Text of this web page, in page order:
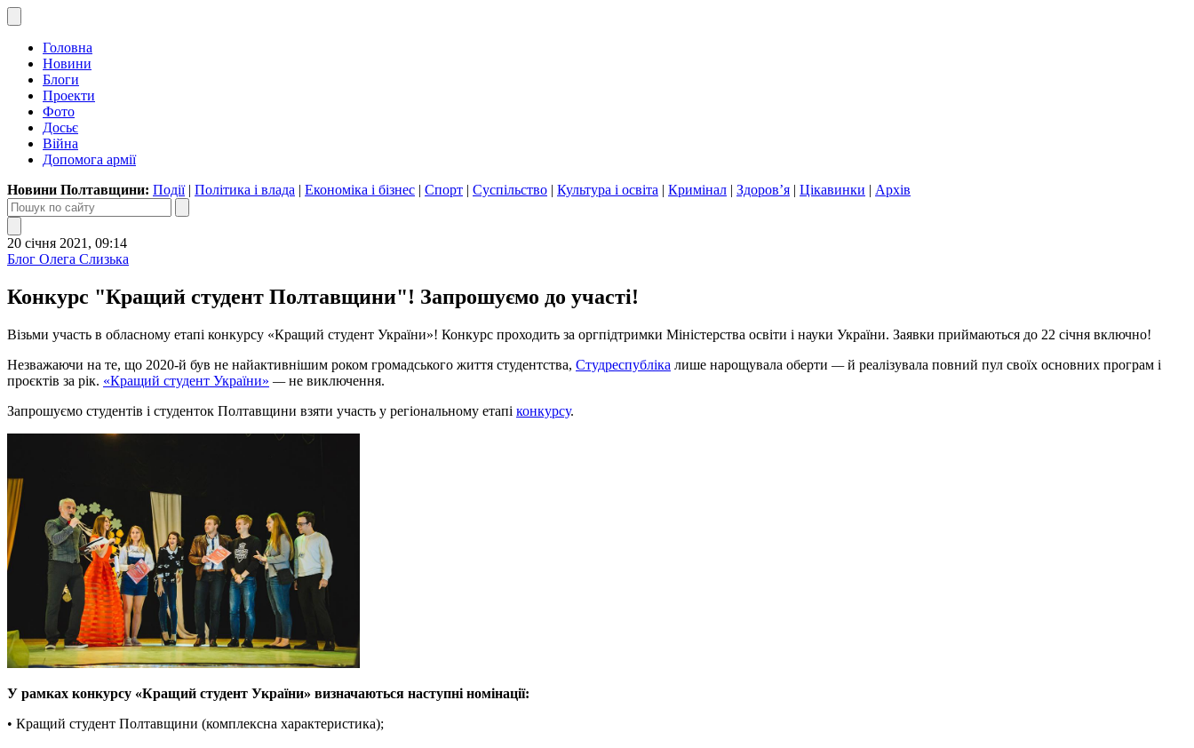
Головна
Новини
Блоги
Проекти
Фото
Досьє
Війна
Допомога армії
Новини Полтавщини: Події| Політика і влада | Економіка і бізнес | Спорт | Суспільство | Культура і освіта | Кримінал | Здоров’я | Цікавинки | Архів
20 січня 2021, 09:14
Блог Олега Слизька
Конкурс "Кращий студент Полтавщини"! Запрошуємо до участі!
Візьми участь в обласному етапі конкурсу «Кращий студент України»! Конкурс проходить за оргпідтримки Міністерства освіти і науки України. Заявки приймаються до 22 січня включно!
Незважаючи на те, що 2020-й був не найактивнішим роком громадського життя студентства, Студреспубліка лише нарощувала оберти —й реалізувала повний пул своїх основних програм і
проєктів за рік. «Кращий студент України» —не виключення.
Запрошуємо студентів і студенток Полтавщини взяти участь у регіональному етапі конкурсу.
У рамках конкурсу «Кращий студент України» визначаються наступні номінації:
• Кращий студент Полтавщини (комплексна характеристика);